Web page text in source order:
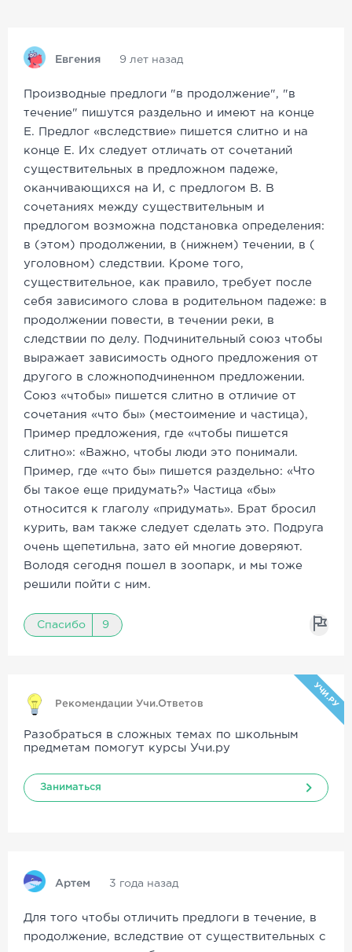
Евгения 9 лет назад
Производные предлоги "в продолжение", "в
течение" пишутся раздельно и имеют на конце
Е. Предлог «вследствие» пишется слитно и на
конце Е. Их следует отличать от сочетаний
существительных в предложном падеже,
оканчивающихся на И, с предлогом В. В
сочетаниях между существительным и
предлогом возможна подстановка определения:
в (этом) продолжении, в (нижнем) течении, в (
уголовном) следствии. Кроме того,
существительное, как правило, требует после
себя зависимого слова в родительном падеже: в
продолжении повести, в течении реки, в
следствии по делу. Подчинительный союз чтобы
выражает зависимость одного предложения от
другого в сложноподчиненном предложении.
Союз «чтобы» пишется слитно в отличие от
сочетания «что бы» (местоимение и частица),
Пример предложения, где «чтобы пишется
слитно»: «Важно, чтобы люди это понимали.
Пример, где «что бы» пишется раздельно: «Что
бы такое еще придумать?» Частица «бы»
относится к глаголу «придумать». Брат бросил
курить, вам также следует сделать это. Подруга
очень щепетильна, зато ей многие доверяют.
Володя сегодня пошел в зоопарк, и мы тоже
решили пойти с ним.
Спасибо 9
Рекомендации Учи.Ответов УЧИ.РУ
Разобраться в сложных темах по школьным
предметам помогут курсы Учи.ру
Заниматься
Артем 3 года назад
Для того чтобы отличить предлоги в течение, в
продолжение, вследствие от существительных с